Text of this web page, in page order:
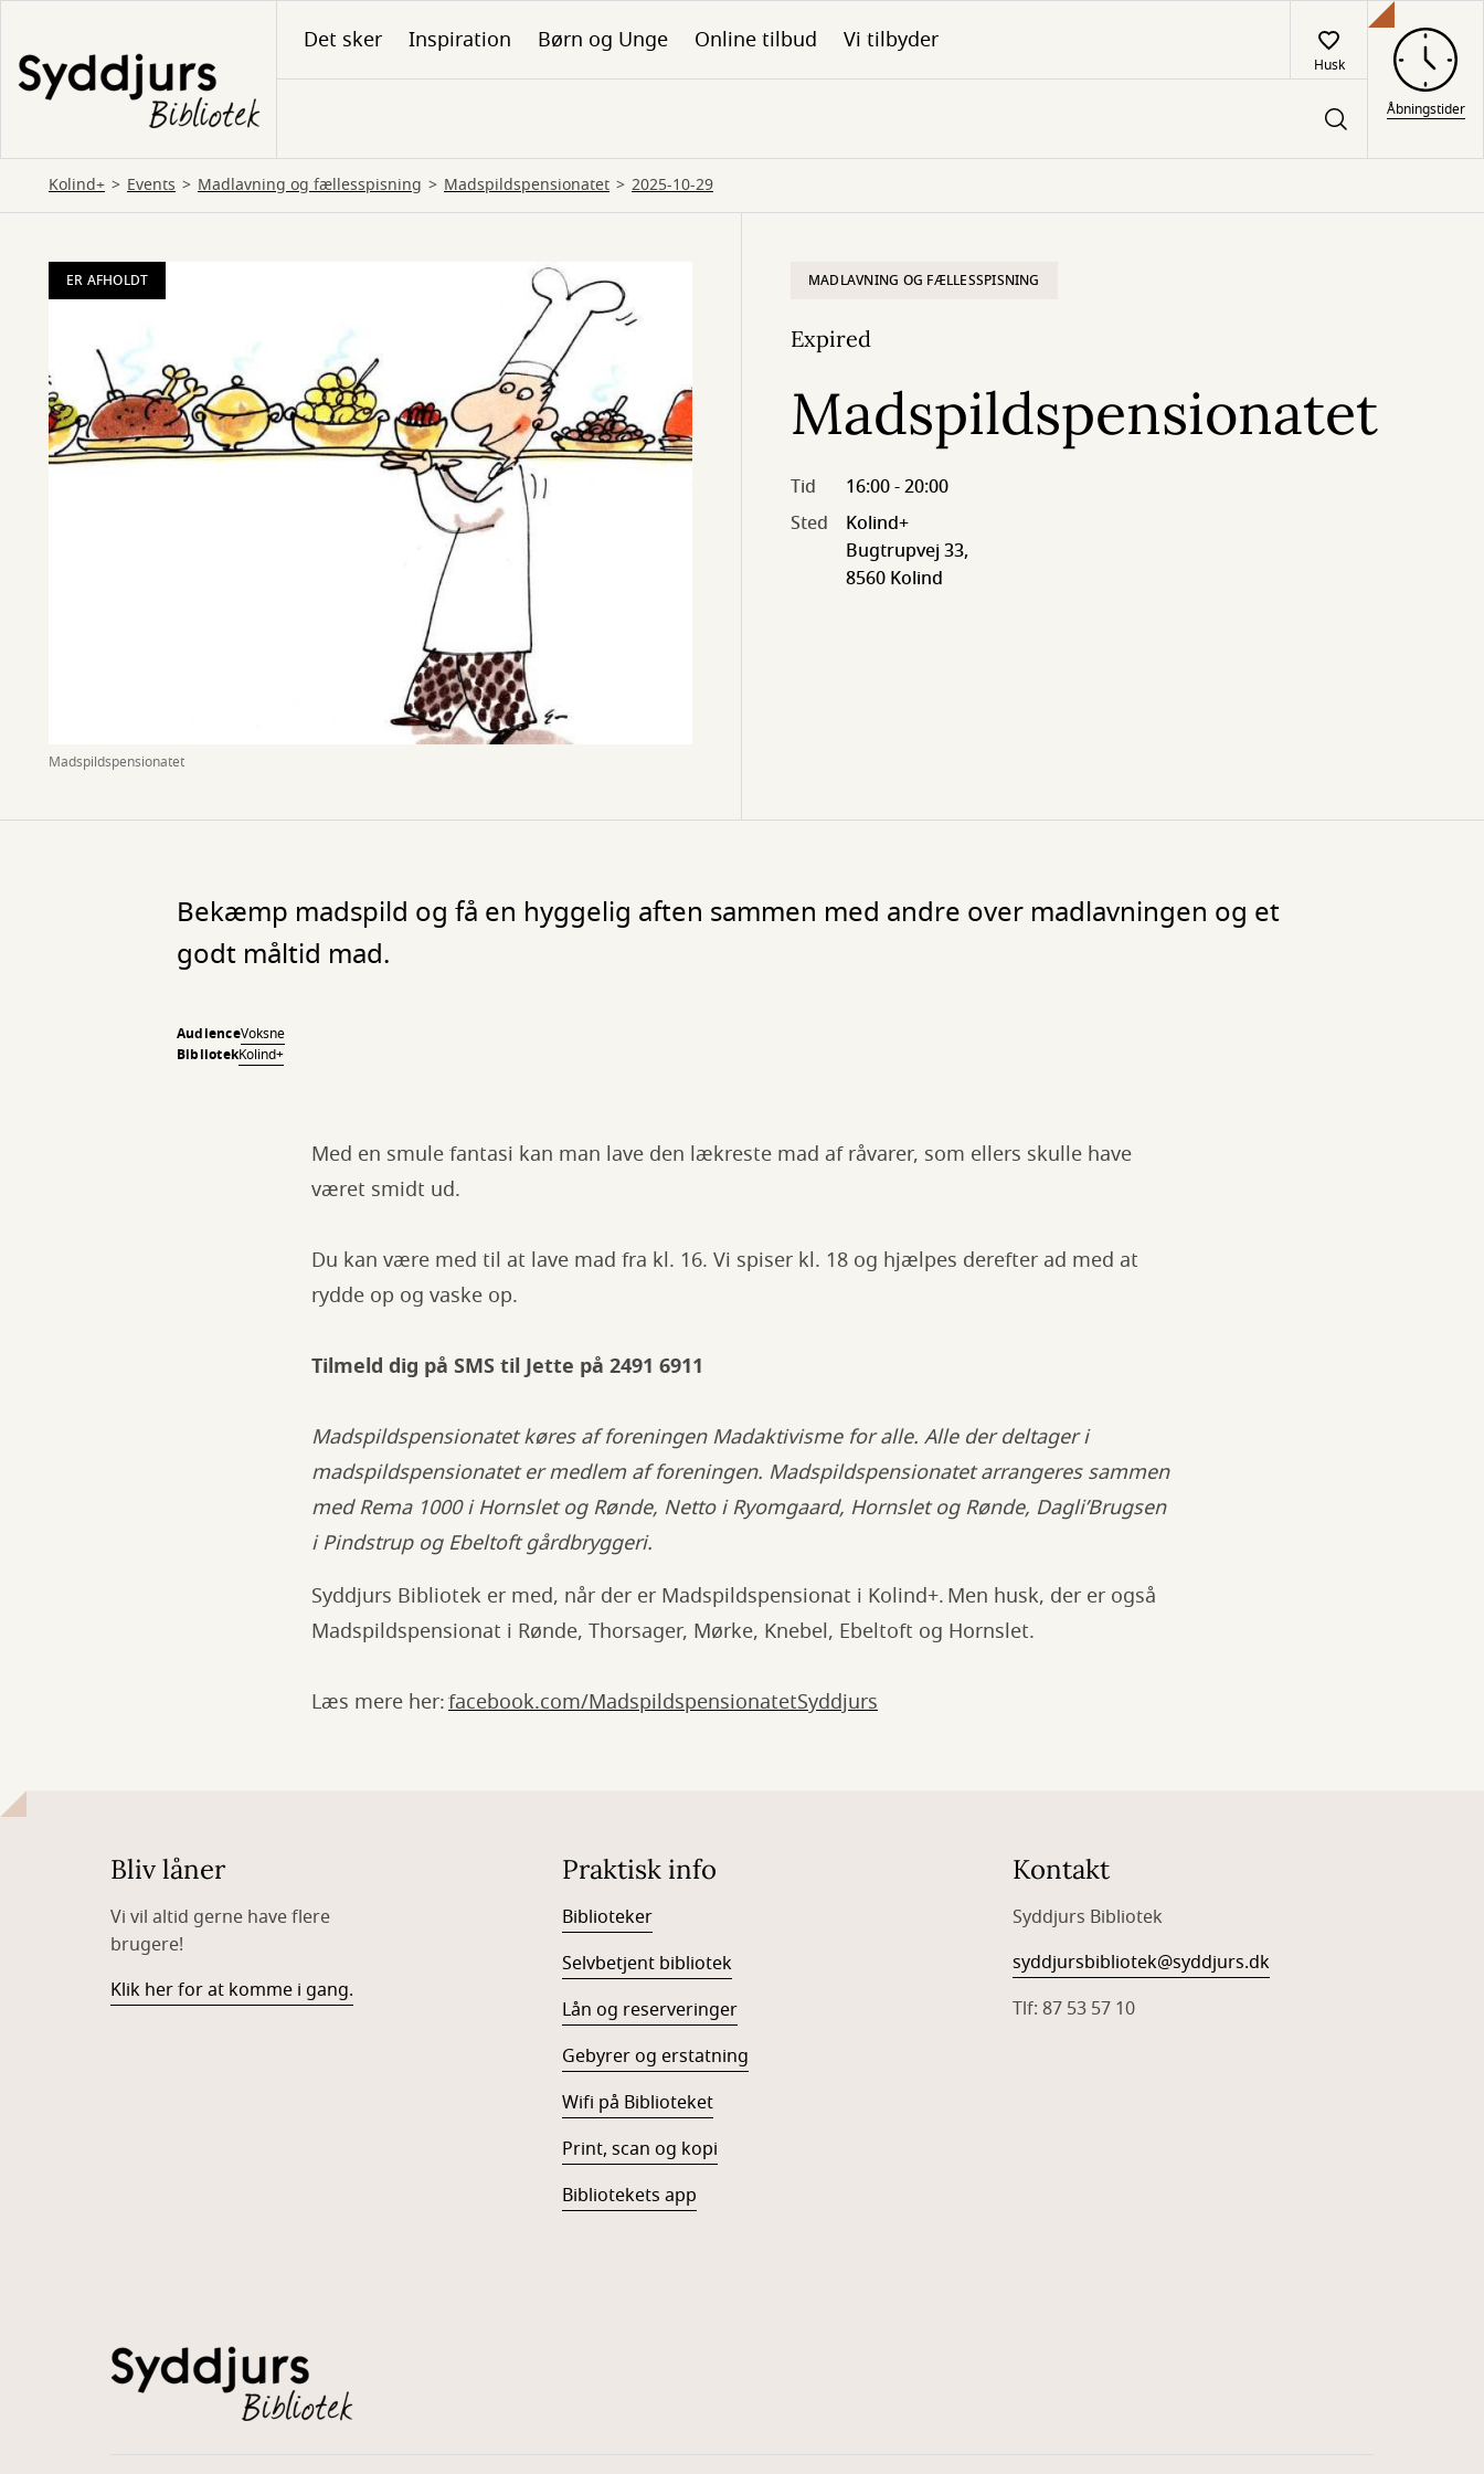
hovedindhold
Det sker Inspiration Børn og Unge Online tilbud Vi tilbyder
Husk
Åbningstider
Kolind+ Events Madlavning og fællesspisning Madspildspensionatet 2025-10-29
ER AFHOLDT
Madspildspensionatet
MADLAVNING OG FÆLLESSPISNING
Expired
Madspildspensionatet
Tid
16:00 - 20:00
Sted
Kolind+
Bugtrupvej 33,
8560 Kolind
Bekæmp madspild og få en hyggelig aften sammen med andre over madlavningen og et
godt måltid mad.
AudienceVoksne
BibliotekKolind+
Med en smule fantasi kan man lave den lækreste mad af råvarer, som ellers skulle have
været smidt ud.
Du kan være med til at lave mad fra kl. 16. Vi spiser kl. 18 og hjælpes derefter ad med at
rydde op og vaske op.
Tilmeld dig på SMS til Jette på 2491 6911
Madspildspensionatet køres af foreningen Madaktivisme for alle. Alle der deltager i
madspildspensionatet er medlem af foreningen. Madspildspensionatet arrangeres sammen
med Rema 1000 i Hornslet og Rønde, Netto i Ryomgaard, Hornslet og Rønde, Dagli’Brugsen
i Pindstrup og Ebeltoft gårdbryggeri.
Syddjurs Bibliotek er med, når der er Madspildspensionat i Kolind+. Men husk, der er også
Madspildspensionat i Rønde, Thorsager, Mørke, Knebel, Ebeltoft og Hornslet.
Læs mere her:facebook.com/MadspildspensionatetSyddjurs
Bliv låner
Vi vil altid gerne have flere
brugere!
Klik her for at komme i gang.
Praktisk info
Biblioteker
Selvbetjent bibliotek
Lån og reserveringer
Gebyrer og erstatning
Wifi på Biblioteket
Print, scan og kopi
Bibliotekets app
Kontakt
Syddjurs Bibliotek
syddjursbibliotek@syddjurs.dk
Tlf: 87 53 57 10